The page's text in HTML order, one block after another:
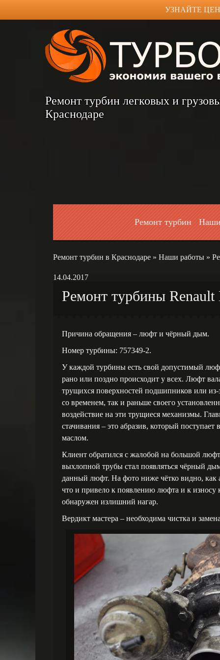
УЗНАЙТЕ
Ремонт турбин легковых и
Краснодаре
Ремонт турбин
Ремонт турбин в Краснодаре » Наши работы »
14.04.2017
Ремонт турбины Renault
Причина обращения – люфт и чёрный дым.
Номер турбины: 757349-2.
У каждой турбины есть свой допустимый
рано или поздно происходит у всех. Люфт
трущихся поверхностей подшипников или
со временем, так и раньше своего
воздействие на эти трущиеся механизмы.
стачивания – это абразив, который
маслом.
Клиент обратился с жалобой на большой
выхлопной трубы стал появляться чёрный
данный люфт. На фото ниже чётко видно, как
что и привело к появлению люфта и к износу
обнаружен излишний нагар.
Вердикт мастера – необходима чистка и